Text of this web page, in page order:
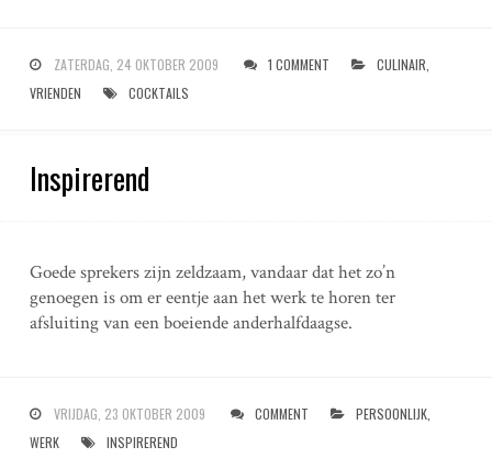
ZATERDAG, 24 OKTOBER 2009 1 COMMENT CULINAIR
VRIENDEN
COCKTAILS
Inspirerend
Goede sprekers zijn zeldzaam, vandaar dat het zo’n
genoegen is om er eentje aan het werk te horen ter
afsluiting van een boeiende anderhalfdaagse.
VRIJDAG, 23 OKTOBER 2009 COMMENT PERSOONLIJK,
WERK
INSPIREREND